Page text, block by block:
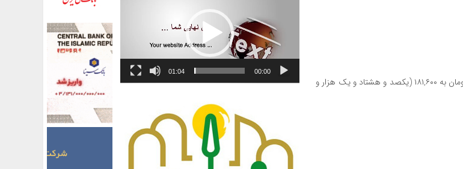
پوند امروز با افزایش ۰.۳۵ درصدی، از ۱۸۰,۹۵۰ (یکصد و هشتاد هزار و نهصد و پنجاه ) تومان به ۱۸۱,۶۰۰ (یکصد و هشتاد و یک هزار و
00:00
01:04